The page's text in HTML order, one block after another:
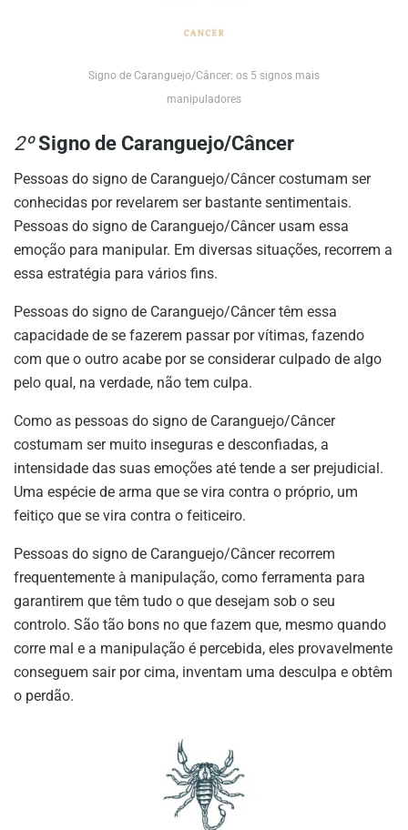
Signo de Caranguejo/Câncer: os 5 signos mais
manipuladores
2ºSigno de Caranguejo/Câncer
Pessoas do signo de Caranguejo/Câncer costumam ser
conhecidas por revelarem ser bastante sentimentais.
Pessoas do signo de Caranguejo/Câncer usam essa
emoção para manipular. Em diversas situações, recorrem a
essa estratégia para vários fins.
Pessoas do signo de Caranguejo/Câncer têm essa
capacidade de se fazerem passar por vítimas, fazendo
com que o outro acabe por se considerar culpado de algo
pelo qual, na verdade, não tem culpa.
Como as pessoas do signo de Caranguejo/Câncer
costumam ser muito inseguras e desconfiadas, a
intensidade das suas emoções até tende a ser prejudicial.
Uma espécie de arma que se vira contra o próprio, um
feitiço que se vira contra o feiticeiro.
Pessoas do signo de Caranguejo/Câncer recorrem
frequentemente à manipulação, como ferramenta para
garantirem que têm tudo o que desejam sob o seu
controlo. São tão bons no que fazem que, mesmo quando
corre mal e a manipulação é percebida, eles provavelmente
conseguem sair por cima, inventam uma desculpa e obtêm
o perdão.